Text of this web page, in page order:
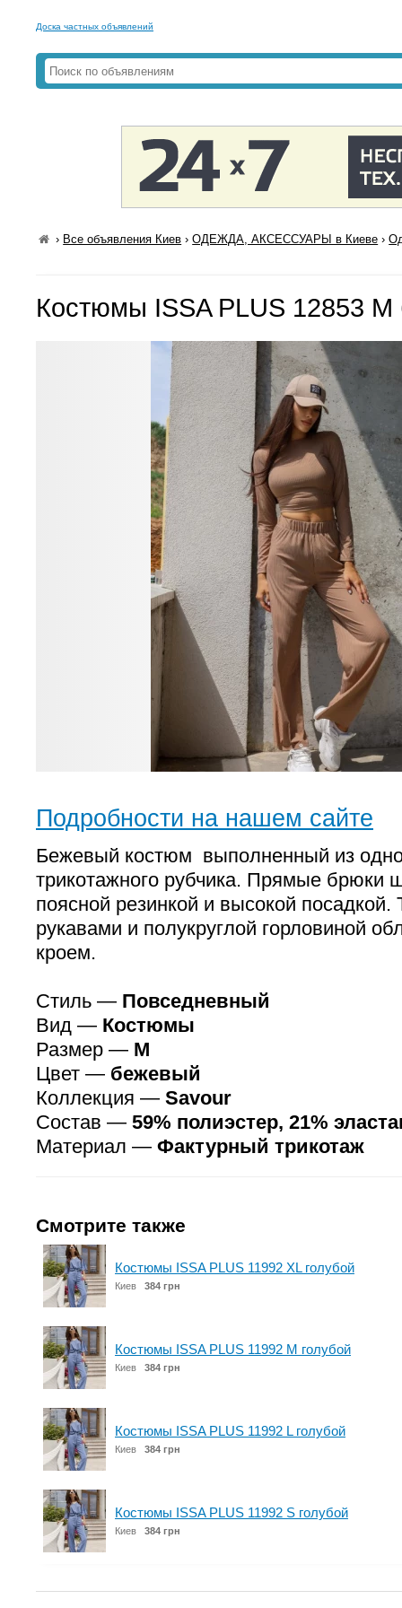
Доска частных объявлений
› Все объявления Киев ›ОДЕЖДА, АКСЕССУАРЫ в Киеве ›
Костюмы ISSA PLUS 12853
Подробности на нашем сайте
Бежевый костюм выполненный из
трикотажного рубчика. Прямые брюки
поясной резинкой и высокой
рукавами и полукруглой горловиной
кроем.
Стиль — Повседневный
Вид — Костюмы
Размер — M
Цвет — бежевый
Коллекция — Savour
Состав — 59% полиэстер, 21%
Материал — Фактурный трикотаж
Смотрите также
Костюмы ISSA PLUS 11992 XL голубой
Киев 384 грн
Костюмы ISSA PLUS 11992 M голубой
Киев 384 грн
Костюмы ISSA PLUS 11992 L голубой
Киев 384 грн
Костюмы ISSA PLUS 11992 S голубой
Киев 384 грн